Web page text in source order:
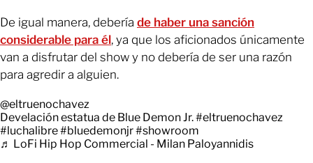
De igual manera, debería de haber una sanción
considerable para él, ya que los aficionados únicamente
van a disfrutar del show y no debería de ser una razón
para agredir a alguien.
@eltruenochavez
Develación estatua de Blue Demon Jr.#eltruenochavez
#luchalibre#bluedemonjr#showroom
♬ LoFi Hip Hop Commercial - Milan Paloyannidis